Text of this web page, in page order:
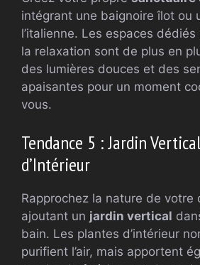
intégrant une baignoire îlot ou
l’italienne. Les espaces
la relaxation sont de plus en
des lumières douces et des
apaisantes pour un moment
vous.
Tendance 5 : Jardin
d’Intérieur
Rapprochez la nature de votre
ajoutant un jardin vertical
bain. Les plantes d’intérieur
purifient l’air, mais apportent